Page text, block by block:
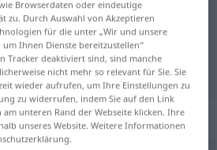
Übersetzung
maschile
Browserdaten oder eindeutige
zu. Durch Auswahl von Akzeptieren
für die unter „Wir und unsere
Ihnen Dienste bereitzustellen“
Tracker deaktiviert sind, sind manche
nicht mehr so relevant für Sie. Sie
wieder aufrufen, um Ihre Einstellungen zu
zu widerrufen, indem Sie auf den Link
unteren Rand der Webseite klicken. Ihre
unseres Website. Weitere Informationen